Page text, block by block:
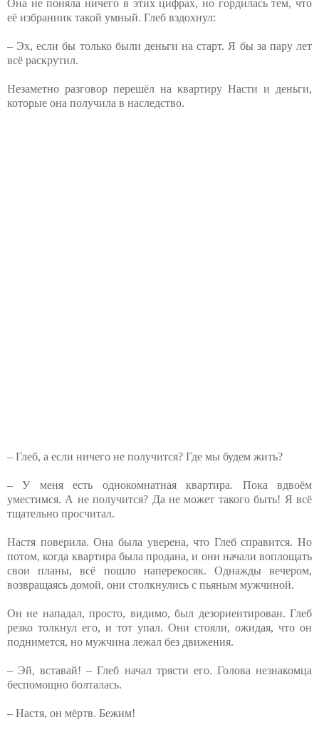
Она не поняла ничего в этих цифрах, но гордилась тем, что
её избранник такой умный. Глеб вздохнул:
– Эх, если бы только были деньги на старт. Я бы за пару лет
всё раскрутил.
Незаметно разговор перешёл на квартиру Насти и деньги,
которые она получила в наследство.
– Глеб, а если ничего не получится? Где мы будем жить?
– У меня есть однокомнатная квартира. Пока вдвоём
уместимся. А не получится? Да не может такого быть! Я всё
тщательно просчитал.
Настя поверила. Она была уверена, что Глеб справится. Но
потом, когда квартира была продана, и они начали воплощать
свои планы, всё пошло наперекосяк. Однажды вечером,
возвращаясь домой, они столкнулись с пьяным мужчиной.
Он не нападал, просто, видимо, был дезориентирован. Глеб
резко толкнул его, и тот упал. Они стояли, ожидая, что он
поднимется, но мужчина лежал без движения.
– Эй, вставай! – Глеб начал трясти его. Голова незнакомца
беспомощно болталась.
– Настя, он мёртв. Бежим!